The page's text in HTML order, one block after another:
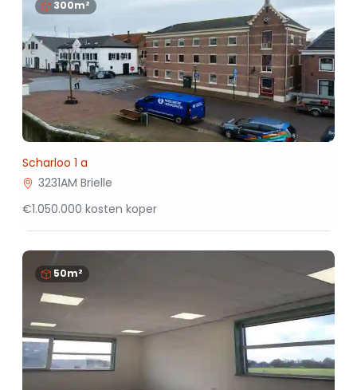
300m²
Scharloo 1 a
3231AM Brielle
€1.050.000 kosten koper
50m²